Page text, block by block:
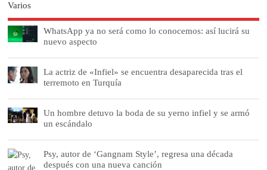
Varios
WhatsApp ya no será como lo conocemos: así lucirá su
nuevo aspecto
La actriz de «Infiel» se encuentra desaparecida tras el
terremoto en Turquía
Un hombre detuvo la boda de su yerno infiel y se armó
un escándalo
Psy, autor de ‘Gangnam Style’, regresa una década
después con una nueva canción